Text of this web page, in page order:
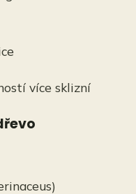
více sklizní